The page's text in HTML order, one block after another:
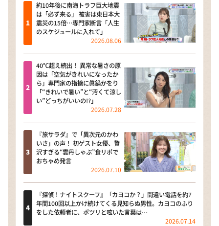
約10年後に南海トラフ巨大地震
は「必ず来る」 被害は東日本大
震災の15倍…専門家断言「人生
のスケジュールに入れて」
2026.08.06
40℃超え続出！ 異常な暑さの原
因は「空気がきれいになったか
ら」専門家の指摘に眞鍋かをり
「“きれいで暑い”と“汚くて涼し
い”どっちがいいの!?」
2026.07.28
『旅サラダ』で「異次元のかわ
いさ」の声！ 初ゲスト女優、贅
沢すぎる“雲丹しゃぶ”食リポで
おちゃめ発言
2026.07.10
『探偵！ナイトスクープ』「カヨコか？」間違い電話を約7
年間100回以上かけ続けてくる見知らぬ男性。カヨコのふり
をした依頼者に、ポツリと呟いた言葉は…
2026.07.14